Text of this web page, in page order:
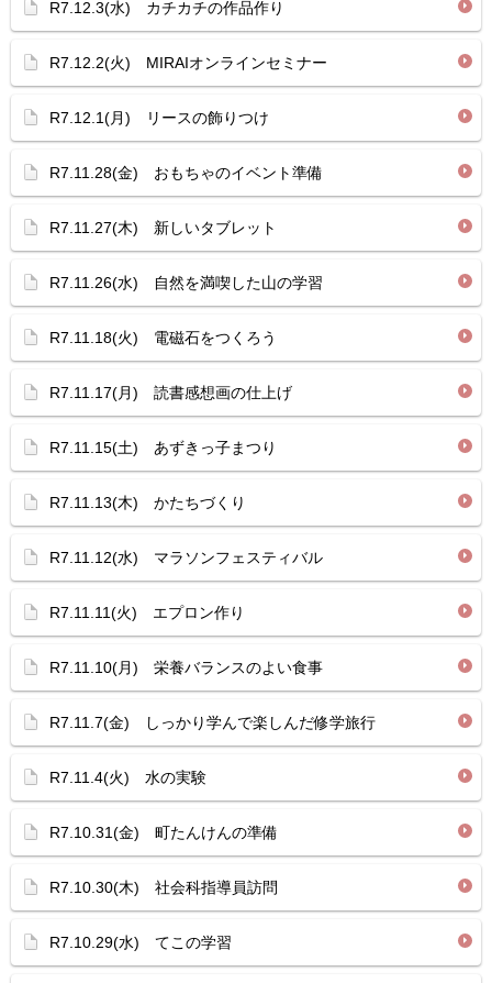
R7.12.3(水) カチカチの作品作り
R7.12.2(火) MIRAIオンラインセミナー
R7.12.1(月) リースの飾りつけ
R7.11.28(金) おもちゃのイベント準備
R7.11.27(木) 新しいタブレット
R7.11.26(水) 自然を満喫した山の学習
R7.11.18(火) 電磁石をつくろう
R7.11.17(月) 読書感想画の仕上げ
R7.11.15(土) あずきっ子まつり
R7.11.13(木) かたちづくり
R7.11.12(水) マラソンフェスティバル
R7.11.11(火) エプロン作り
R7.11.10(月) 栄養バランスのよい食事
R7.11.7(金) しっかり学んで楽しんだ修学旅行
R7.11.4(火) 水の実験
R7.10.31(金) 町たんけんの準備
R7.10.30(木) 社会科指導員訪問
R7.10.29(水) てこの学習